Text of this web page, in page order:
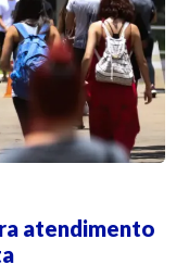
atendimento